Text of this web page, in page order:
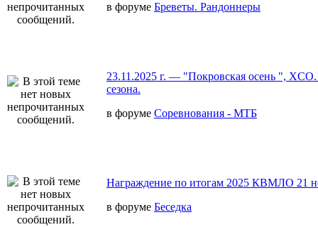
в форуме Бреветы. Рандоннеры
23.11.2025 г. — "Покровская осень ",
сезона.
в форуме Соревнования - МТБ
Награждение по итогам 2025 КВМЛО 21
в форуме Беседка